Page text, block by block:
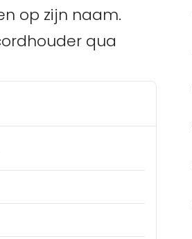
op zijn naam.
qua